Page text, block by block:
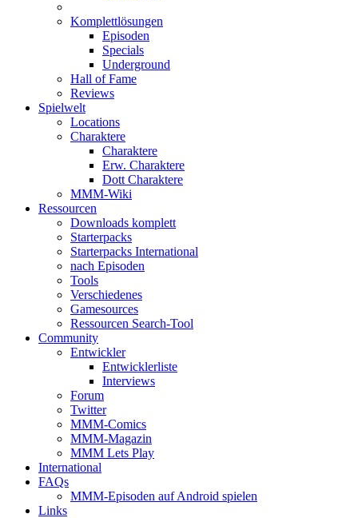
Komplettlösungen
Episoden
Specials
Underground
Hall of Fame
Reviews
Spielwelt
Locations
Charaktere
Charaktere
Erw. Charaktere
Dott Charaktere
MMM-Wiki
Ressourcen
Downloads komplett
Starterpacks
Starterpacks International
nach Episoden
Tools
Verschiedenes
Gamesources
Ressourcen Search-Tool
Community
Entwickler
Entwicklerliste
Interviews
Forum
Twitter
MMM-Comics
MMM-Magazin
MMM Lets Play
International
FAQs
MMM-Episoden auf Android spielen
Links